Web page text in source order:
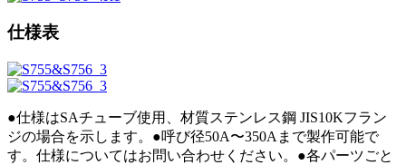
仕様表
●仕様はSAチューブ使用 材質ステンレス鋼 JIS10Kフラン
ジの場合を示しま す。 ●呼び径50A〜350Aまで製作可能で
す。 仕様についてはお問い合わせくださ い。 ●各パーツごと